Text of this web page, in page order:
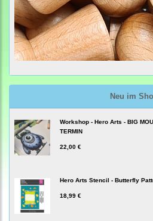
Neu im
Workshop - Hero Arts - BIG
TERMIN
22,00 €
Hero Arts Stencil - Butterfly
18,99 €